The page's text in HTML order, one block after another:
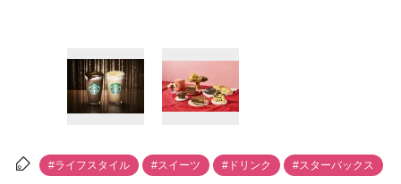
#ライフスタイル #スイーツ #ドリンク #スターバックス